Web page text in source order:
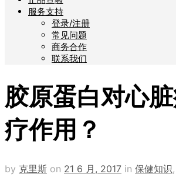
服务支持
登录/注册
常见问题
商务合作
联系我们
胶原蛋白对心
疗作用？
by 克里斯 on 21 6 月, 2017 in 保健知识,